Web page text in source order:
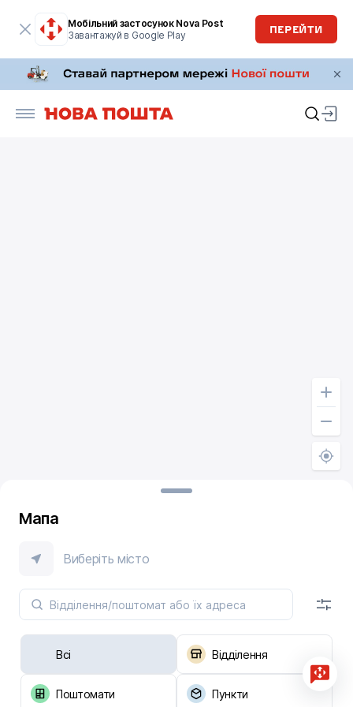
Мобільний застосунок Nova Post
Завантажуй в Google Play
ПЕРЕЙТИ
Мапа
Виберіть місто
Всі Відділення
Поштомати Пункти